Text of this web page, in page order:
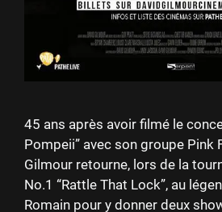
45 ans après avoir filmé le
Pompeii” avec son groupe Pink
Gilmour retourne, lors de la
No.1 “Rattle That Lock”, au
Romain pour y donner deux